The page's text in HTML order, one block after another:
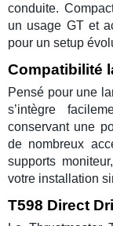
conduite.
un usage GT et
pour un setup
Compatibilité
Pensé pour une
s’intègre
conservant une
de nombreux
supports
votre installation
T598 Direct